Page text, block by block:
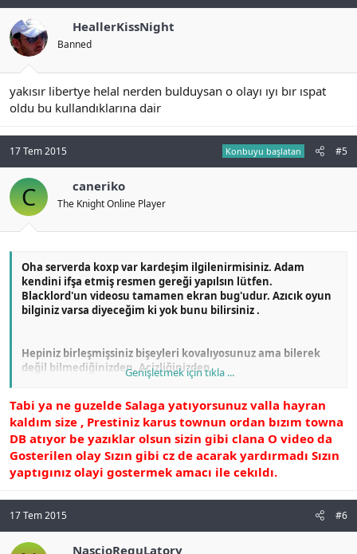
HeallerKissNight
Banned
yakısır libertye helal nerden bulduysan o olayı ıyı bır ıspat
oldu bu kullandıklarına dair
17 Tem 2015 Konbuyu başlatan #5
C caneriko
The Knight Online Player
Oha serverda koxp var kardeşim ilgilenirmisiniz. Adam
kendini ifşa etmiş resmen gereği yapılsın lütfen.
Blacklord'un videosu tamamen ekran bug'udur. Azıcık oyun
bilginiz varsa diyeceğim ki yok bunu bilirsiniz .
Hepiniz birleşmişsiniz bişeyleri kovalıyosunuz ama bilerek
değil bilmediğinizden. Acizliğinizden...
Gölgemizden çıkın artık oyununuza bakın.
Genişletmek için tıkla ...
Tabi ya ne guzelde Salaga yatıyorsunuz valla hayran
kaldım size , Prestiniz karus townun ordan bızım towna
DB atıyor be yazıklar olsun sizin gibi clana O video da
Gosterilen olay Sızın gibi cz de acarak yardırmadı Sızın
yaptıgınız olayi gostermek amacı ile cekıldı.
17 Tem 2015 #6
NascioReguLatory